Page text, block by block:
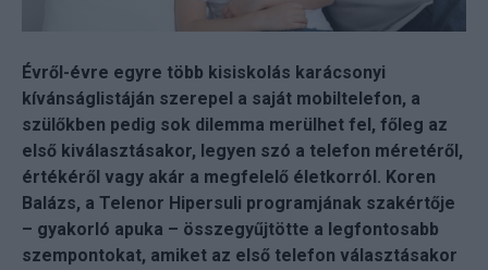
Évről-évre egyre több kisiskolás karácsonyi
kívánságlistáján szerepel a saját mobiltelefon, a
szülőkben pedig sok dilemma merülhet fel, főleg az
első kiválasztásakor, legyen szó a telefon méretéről,
értékéről vagy akár a megfelelő életkorról. Koren
Balázs, a Telenor Hipersuli programjának szakértője
– gyakorló apuka – összegyűjtötte a legfontosabb
szempontokat, amiket az első telefon választásakor